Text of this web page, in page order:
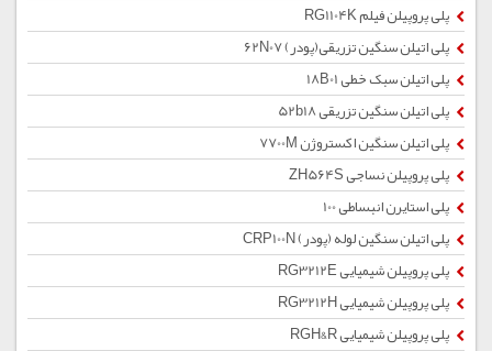
پلی پروپیلن فیلم RG1104K
پلی اتیلن سنگین تزریقی(پودر) 62N07
پلی اتیلن سبک خطی 18B01
پلی اتیلن سنگین تزریقی 52b18
پلی اتیلن سنگین اکستروژن 7700M
پلی پروپیلن نساجی ZH564S
پلی استایرن انبساطی 100
پلی اتیلن سنگین لوله (پودر) CRP100N
پلی پروپیلن شیمیایی RG3212E
پلی پروپیلن شیمیایی RG3212H
پلی پروپیلن شیمیایی RGH&R